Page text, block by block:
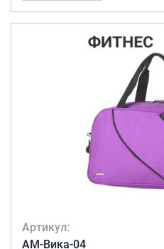
Артикул:
AM-Вика-04